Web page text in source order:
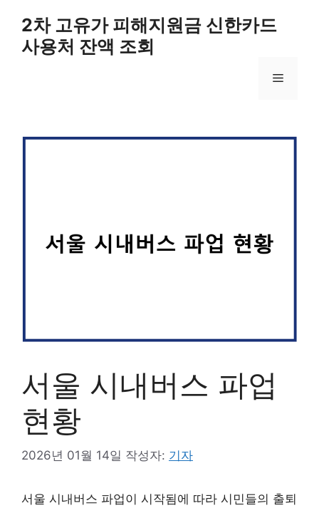
2차 고유가 피해지원금 신한카드
사용처 잔액 조회
메
서울 시내버스 파업
현황
2026년 01월 14일 작성자: 기자
서울 시내버스 파업이 시작됨에 따라 시민들의 출퇴